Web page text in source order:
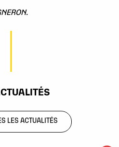
LES ACTUALITÉS